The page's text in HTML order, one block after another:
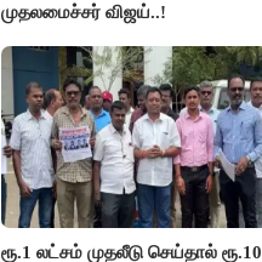
முதலமைச்சர் விஜய்..!
ரூ.1 லட்சம் முதலீடு செய்தால் ரூ.10